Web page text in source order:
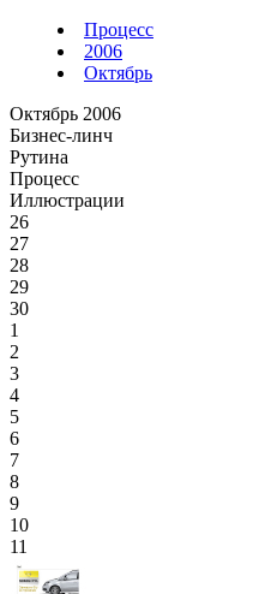
Процесс
2006
Октябрь
Октябрь 2006
Бизнес-линч
Рутина
Процесс
Иллюстрации
26
27
28
29
30
1
2
3
4
5
6
7
8
9
10
11